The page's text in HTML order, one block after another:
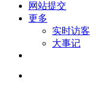
网站提交
更多
实时访客
大事记